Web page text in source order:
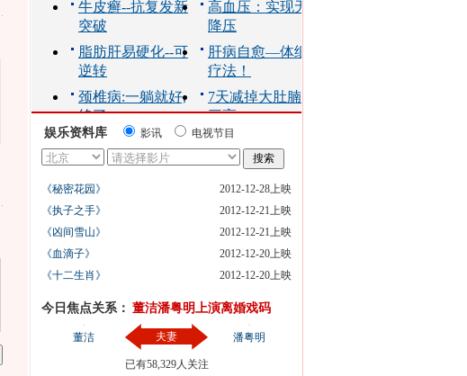
娱乐资料库 影讯 电视节目
《秘密花园》
2012-12-28上映
《执子之手》
2012-12-21上映
《凶间雪山》
2012-12-21上映
《血滴子》
2012-12-20上映
《十二生肖》
2012-12-20上映
今日焦点关系： 董洁潘粤明上演离婚戏码
董洁 夫妻
已有58,329人关注
潘粤明